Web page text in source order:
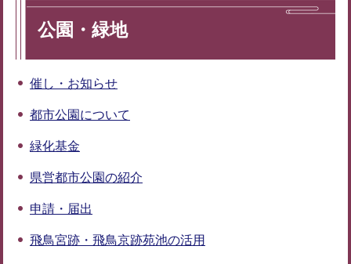
公園・緑地
催し・お知らせ
都市公園について
緑化基金
県営都市公園の紹介
申請・届出
飛鳥宮跡・飛鳥京跡苑池の活用